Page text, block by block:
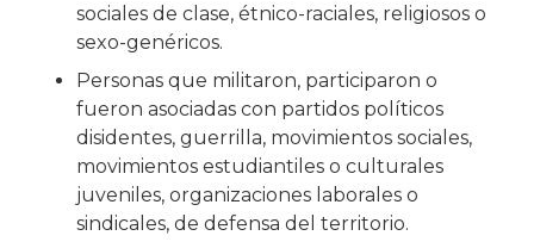
sociales de clase, étnico-raciales, religiosos o
sexo-genéricos.
Personas que militaron, participaron o
fueron asociadas con partidos políticos
disidentes, guerrilla, movimientos sociales,
movimientos estudiantiles o culturales
juveniles, organizaciones laborales o
sindicales, de defensa del territorio.